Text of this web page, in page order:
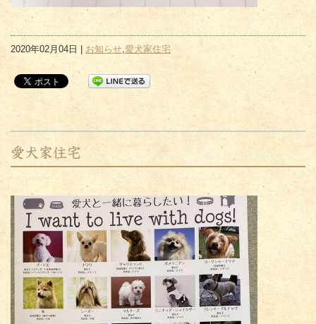
2020年02月04日 | お知らせ,愛犬家住宅
愛犬家住宅